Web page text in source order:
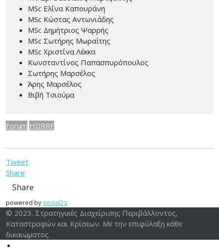
MSc Ελίνα Καπουράνη
MSc Κώστας Αντωνιάδης
MSc Δημήτριος Ψαρρής
MSc Σωτήρης Μωραΐτης
MSc Χριστίνα Λέκκα
Κωνσταντίνος Παπασπυρόπουλος
Σωτήρης Μαρσέλος
Άρης Μαρσέλος
Βιβή Τσιούμα
Forum HDRRF
Tweet
Share
Share
powered by social2s
© 2023. Στρατηγικές Διαχείρισης Περιβάλλοντος,
Καταστροφών και Κρίσεων. Με την επιφύλαξη κάθε
δικαιώματος.